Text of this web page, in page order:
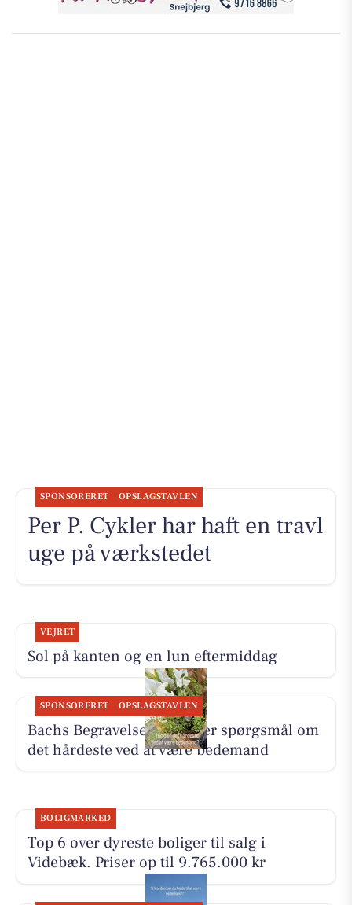
SPONSORERET OPSLAGSTAVLEN
Per P. Cykler har haft en travl
uge på værkstedet
VEJRET
Sol på kanten og en lun eftermiddag
SPONSORERET OPSLAGSTAVLEN
Bachs Begravelser besvarer spørgsmål om
det hårdeste ved at være bedemand
BOLIGMARKED
Top 6 over dyreste boliger til salg i
Videbæk. Priser op til 9.765.000 kr